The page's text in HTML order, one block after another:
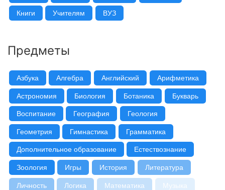
Книги Учителям ВУЗ
Предметы
Азбука Алгебра Английский Арифметика
Астрономия Биология Ботаника Букварь
Воспитание География Геология
Геометрия Гимнастика Грамматика
Дополнительное образование Естествознание
Зоология Игры История Литература
Личность Логика Математика Музыка